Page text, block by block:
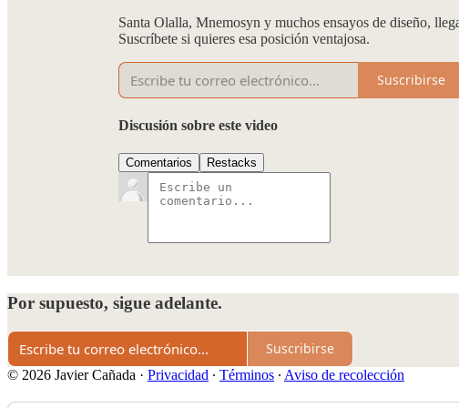
Santa Olalla, Mnemosyn y muchos ensayos de diseño,
Suscríbete si quieres esa posición ventajosa.
Suscribirse
Discusión sobre este video
Comentarios Restacks
Por supuesto, sigue adelante.
Suscribirse
© 2026 Javier Cañada · Privacidad ∙ Términos ∙ Aviso de recolección